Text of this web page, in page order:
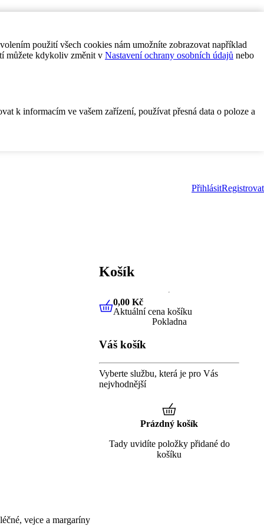
použití všech cookies nám umožníte zobrazovat například
můžete kdykoliv změnit v Nastavení ochrany osobních údajů nebo
k informacím ve vašem zařízení, používat přesná data o poloze a
PřihlásitRegistrovat
vejce a margaríny
Košík
0,00 KčAktuální cena košíku
0,00 Kč
Aktuální cena košíku
Pokladna
Váš košík
Vyberte službu, která je pro Vás
nejvhodnější
Prázdný košík
Tady uvidíte položky přidané do
košíku